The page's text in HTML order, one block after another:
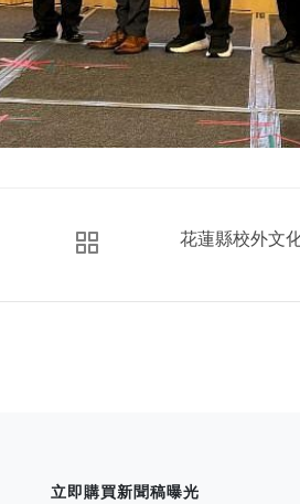
花蓮縣校外文
立即購買新聞稿曝光